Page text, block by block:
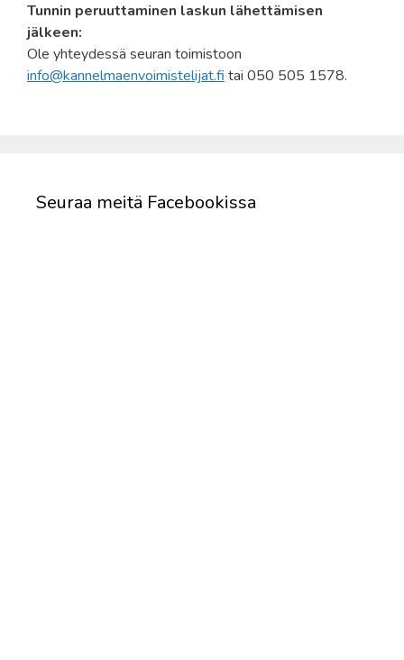
Tunnin peruuttaminen laskun lähettämisen
jälkeen:
Ole yhteydessä seuran toimistoon
info@kannelmaenvoimistelijat.fitai 050 505 1578.
Seuraa meitä Facebookissa